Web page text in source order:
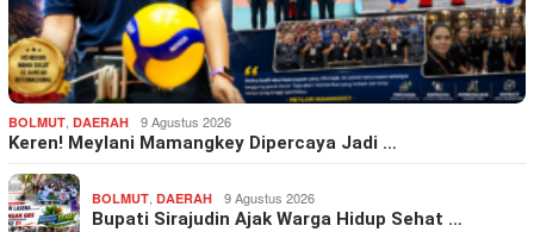
BOLMUT DAERAH 9 Agustus 2026
Keren! Meylani Mamangkey Dipercaya Jadi …
BOLMUT DAERAH 9 Agustus 2026
Bupati Sirajudin Ajak Warga Hidup Sehat …